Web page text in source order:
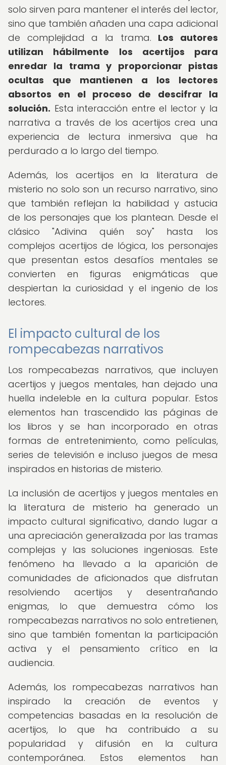
solo sirven para mantener el interés del lector,
sino que también añaden una capa adicional
de complejidad a la trama. Los autores
utilizan hábilmente los acertijos para
enredar la trama y proporcionar pistas
ocultas que mantienen a los lectores
absortos en el proceso de descifrar la
solución. Esta interacción entre el lector y la
narrativa a través de los acertijos crea una
experiencia de lectura inmersiva que ha
perdurado a lo largo del tiempo.
Además, los acertijos en la literatura de
misterio no solo son un recurso narrativo, sino
que también reflejan la habilidad y astucia
de los personajes que los plantean. Desde el
clásico "Adivina quién soy" hasta los
complejos acertijos de lógica, los personajes
que presentan estos desafíos mentales se
convierten en figuras enigmáticas que
despiertan la curiosidad y el ingenio de los
lectores.
El impacto cultural de los
rompecabezas narrativos
Los rompecabezas narrativos, que incluyen
acertijos y juegos mentales, han dejado una
huella indeleble en la cultura popular. Estos
elementos han trascendido las páginas de
los libros y se han incorporado en otras
formas de entretenimiento, como películas,
series de televisión e incluso juegos de mesa
inspirados en historias de misterio.
La inclusión de acertijos y juegos mentales en
la literatura de misterio ha generado un
impacto cultural significativo, dando lugar a
una apreciación generalizada por las tramas
complejas y las soluciones ingeniosas. Este
fenómeno ha llevado a la aparición de
comunidades de aficionados que disfrutan
resolviendo acertijos y desentrañando
enigmas, lo que demuestra cómo los
rompecabezas narrativos no solo entretienen,
sino que también fomentan la participación
activa y el pensamiento crítico en la
audiencia.
Además, los rompecabezas narrativos han
inspirado la creación de eventos y
competencias basadas en la resolución de
acertijos, lo que ha contribuido a su
popularidad y difusión en la cultura
contemporánea. Estos elementos han